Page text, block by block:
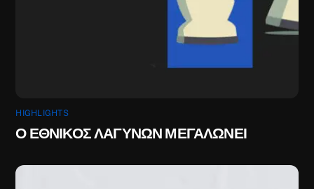
HIGHLIGHTS
Ο ΕΘΝΙΚΟΣ ΛΑΓΥΝΩΝ ΜΕΓΑΛΩΝΕΙ